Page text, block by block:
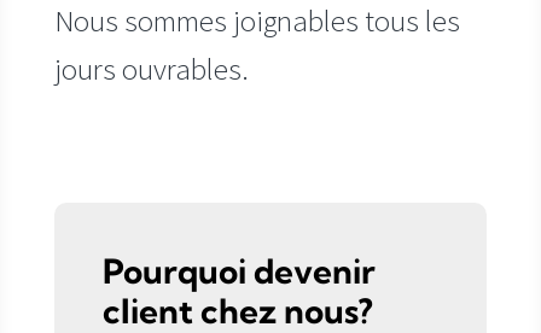
Nous sommes joignables tous les
jours ouvrables.
Pourquoi devenir
client chez nous?